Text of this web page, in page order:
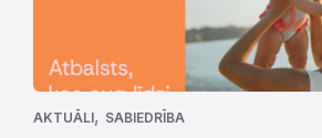
AKTUĀLI, SABIEDRĪBA